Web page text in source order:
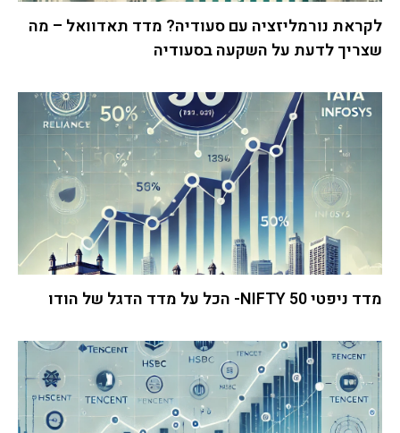
לקראת נורמליזציה עם סעודיה? מדד תאדוואל – מה
שצריך לדעת על השקעה בסעודיה
מדד ניפטי 50 NIFTY- הכל על מדד הדגל של הודו